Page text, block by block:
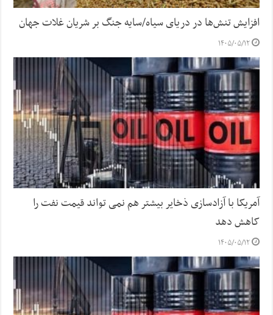
افزایش تنش‌ها در دریای سیاه/سایه جنگ بر شریان غلات جهان
۱۴۰۵/۰۵/۱۲
آمریکا با آزادسازی ذخایر بیشتر هم نمی تواند قیمت نفت را
کاهش دهد
۱۴۰۵/۰۵/۱۲